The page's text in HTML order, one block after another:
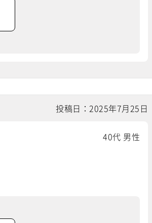
投稿日：2025年7月25日
40代 男性